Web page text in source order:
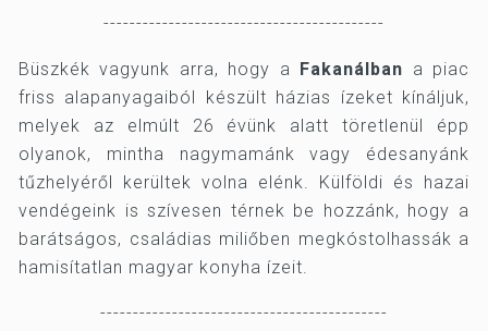
-------------------------------------------
Büszkék vagyunk arra, hogy a Fakanálban a piac
friss alapanyagaiból készült házias ízeket kínáljuk,
melyek az elmúlt 26 évünk alatt töretlenül épp
olyanok, mintha nagymamánk vagy édesanyánk
tűzhelyéről kerültek volna elénk. Külföldi és hazai
vendégeink is szívesen térnek be hozzánk, hogy a
barátságos, családias miliőben megkóstolhassák a
hamisítatlan magyar konyha ízeit.
--------------------------------------------